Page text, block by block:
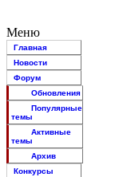
Меню
Главная
Новости
Форум
Обновления
Популярные
темы
Активные
темы
Архив
Конкурсы